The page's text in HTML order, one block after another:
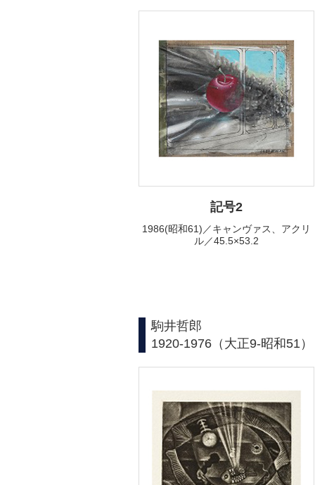
記号2
1986(昭和61)／キャンヴァス、アクリ
ル／45.5×53.2
駒井哲郎
1920-1976（大正9-昭和51）